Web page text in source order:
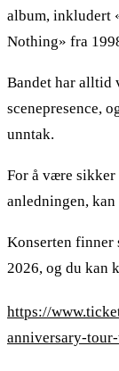
album, inkludert
Nothing» fra
Bandet har alltid
scenepresence,
unntak.
For å være
anledningen, kan
Konserten finner
2026, og du kan
https://
anniversary-